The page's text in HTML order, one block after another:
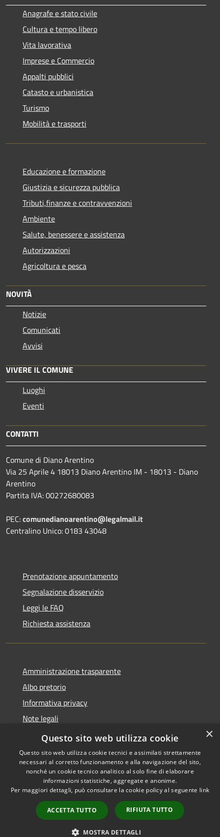
Anagrafe e stato civile
Cultura e tempo libero
Vita lavorativa
Imprese e Commercio
Appalti pubblici
Catasto e urbanistica
Turismo
Mobilità e trasporti
Educazione e formazione
Giustizia e sicurezza pubblica
Tributi,finanze e contravvenzioni
Ambiente
Salute, benessere e assistenza
Autorizzazioni
Agricoltura e pesca
NOVITÀ
Notizie
Comunicati
Avvisi
VIVERE IL COMUNE
Luoghi
Eventi
CONTATTI
Comune di Diano Arentino
Via 25 Aprile 4 18013 Diano Arentino IM - 18013 - Diano
Arentino
Partita IVA: 00272680083
PEC:comunedianoarentino@legalmail.it
Centralino Unico: 0183 43048
Prenotazione appuntamento
Segnalazione disservizio
Leggi le FAQ
Richiesta assistenza
Amministrazione trasparente
Albo pretorio
Informativa privacy
Note legali
Dichiarazione di accessibilità
Accessibilità
Copyright © 2026 • Comune di
Diano Arentino • Powered by
Municipium•
Accesso
redazione
×
Questo sito web utilizza cookie
Questo sito web utilizza cookie tecnici e assimilati strettamente
necessari al corretto funzionamento e alla navigazione del sito,
nonché un cookie tecnico analitico al solo fine di elaborare
informazioni statistiche, aggregate e anonime.
Per maggiori dettagli, può consultare la cookie policy al seguente link
ACCETTA TUTTO RIFIUTA TUTTO
MOSTRA DETTAGLI